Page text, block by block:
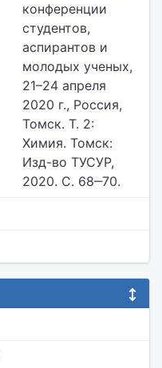
конференции
студентов,
аспирантов и
молодых ученых,
21–24 апреля
2020 г., Россия,
Томск. Т. 2:
Химия. Томск:
Изд-во ТУСУР,
2020. С. 68‒70.